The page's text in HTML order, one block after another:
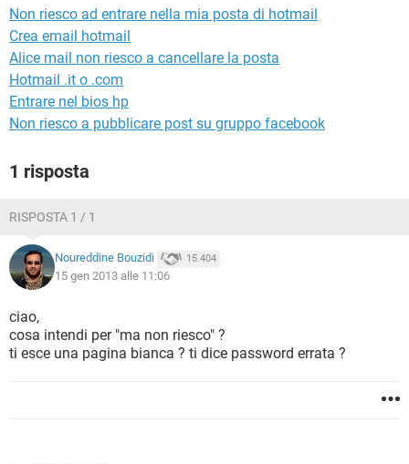
Non riesco ad entrare nella mia posta di hotmail
Crea email hotmail
Alice mail non riesco a cancellare la posta
Hotmail .it o .com
Entrare nel bios hp
Non riesco a pubblicare post su gruppo facebook
1 risposta
RISPOSTA 1 / 1
Noureddine Bouzidi 15.404
15 gen 2013 alle 11:06
ciao,
cosa intendi per "ma non riesco" ?
ti esce una pagina bianca ? ti dice password errata ?